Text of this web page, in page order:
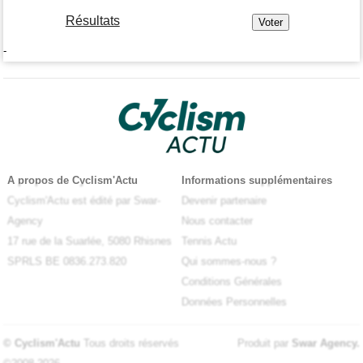
Résultats
-
A propos de Cyclism'Actu
Cyclism'Actu est édité par Swar-
Agency
17 rue de la Suarlée, 5080 Rhisnes
SPRLS BE 0836.273.820
Informations supplémentaires
Devenir partenaire
Nous contacter
Tennis Actu
Qui sommes-nous ?
Conditions Générales
Données Personnelles
© Cyclism'Actu Tous droits réservés
Produit par Swar Agency.